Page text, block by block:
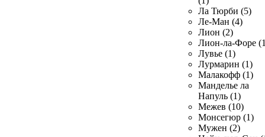
Ла Тюрби (5)
Ле-Ман (4)
Лион (2)
Лион-ла-Форе
Лувье (1)
Лурмарин (1)
Малакофф (1)
Манделье ла
Напуль (1)
Межев (10)
Монсегюр (1)
Мужен (2)